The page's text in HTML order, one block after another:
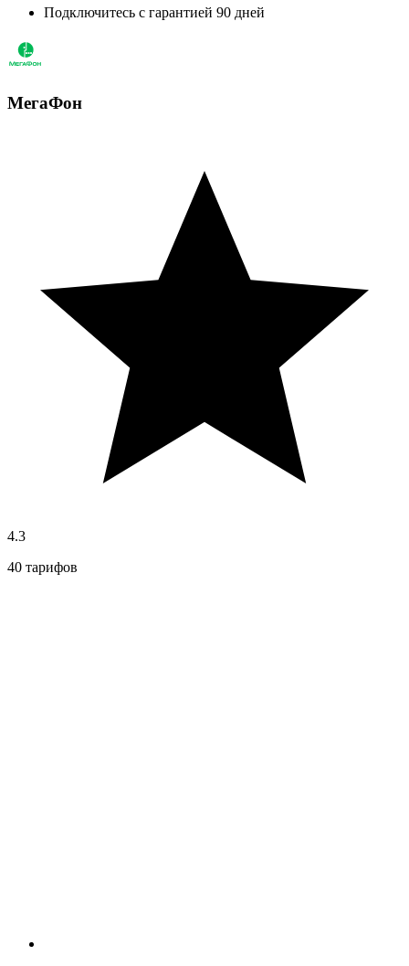
Подключитесь с гарантией 90 дней
МегаФон
4.3
40 тарифов